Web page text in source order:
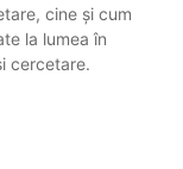
cine și cum
la lumea în
cercetare.